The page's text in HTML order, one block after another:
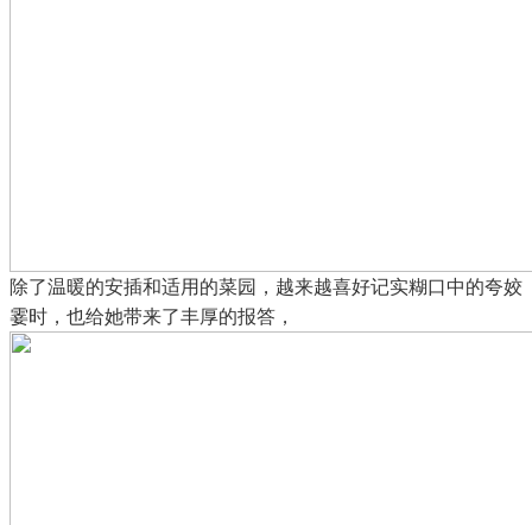
除了温暖的安插和适用的菜园，越来越喜好记实糊口中的夸姣
霎时，也给她带来了丰厚的报答，